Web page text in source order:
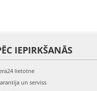
IEPIRKŠANĀS
lietotne
un serviss